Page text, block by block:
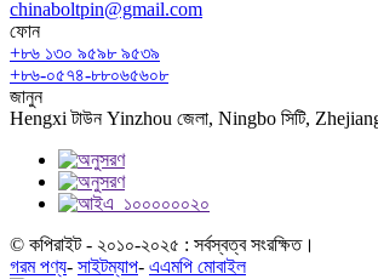
chinaboltpin@gmail.com
ফোন
+৮৬ ১৩০ ৯৫৯৮ ৯৫৩৯
+৮৬-০৫৭৪-৮৮০৬৫৬০৮
জানুন
Hengxi টাউন Yinzhou জেলা, Ningbo সিটি,
© কপিরাইট - ২০১০-২০২৫ : সর্বস্বত্ব সংরক্ষিত।
গরম পণ্য- সাইটম্যাপ- এএমপি মোবাইল